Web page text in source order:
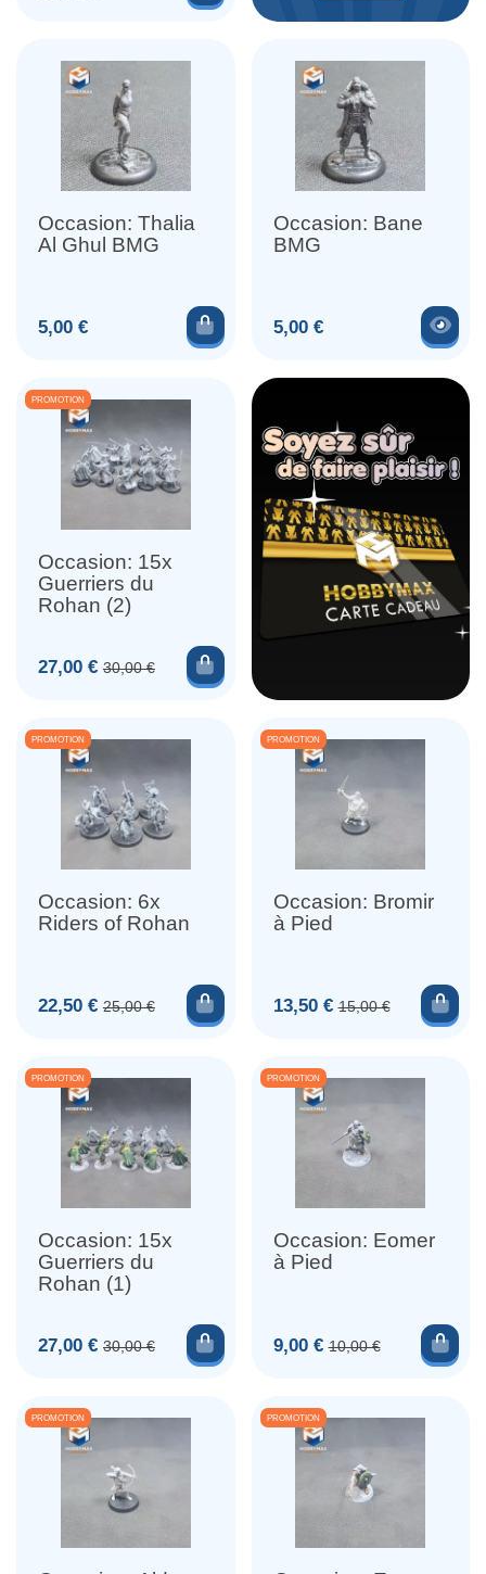
Occasion: Thalia
Al Ghul BMG
Prix
5,00 € Ajouter au panier
Occasion: Bane
BMG
Prix
5,00 €
Occasion: 15x
Guerriers du
Rohan (2)
Prix
27,00 € Prix de base
30,00 €
PROMOTION
Ajouter au panier
Occasion: 6x
Riders of Rohan
Prix
22,50 € Prix de base
25,00 €
PROMOTION
Ajouter au panier
Occasion: Bromir
à Pied
Prix
13,50 €Prix de base
15,00 €
PROMOTION
Occasion: 15x
Guerriers du
Rohan (1)
Prix
27,00 € Prix de base
30,00 €
PROMOTION
Ajouter au panier
Occasion: Eomer
à Pied
Prix
9,00 €Prix de base
10,00 €
PROMOTION
PROMOTION PROMOTION